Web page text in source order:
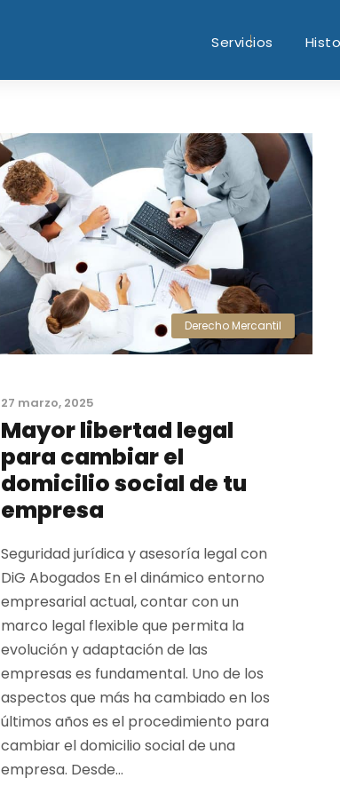
Servicios
Derecho Mercantil
27 marzo, 2025
Mayor libertad legal
para cambiar el
domicilio social de tu
empresa
Seguridad jurídica y asesoría legal con
DiG Abogados En el dinámico entorno
empresarial actual, contar con un
marco legal flexible que permita la
evolución y adaptación de las
empresas es fundamental. Uno de los
aspectos que más ha cambiado en los
últimos años es el procedimiento para
cambiar el domicilio social de una
empresa. Desde...